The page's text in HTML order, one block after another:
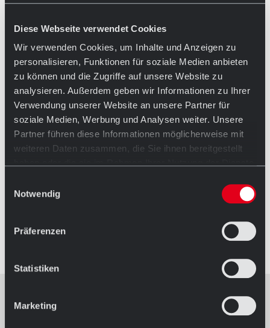
Diese Webseite verwendet Cookies
Wir verwenden Cookies, um Inhalte und Anzeigen zu
personalisieren, Funktionen für soziale Medien anbieten
zu können und die Zugriffe auf unsere Website zu
analysieren. Außerdem geben wir Informationen zu Ihrer
Verwendung unserer Website an unsere Partner für
soziale Medien, Werbung und Analysen weiter. Unsere
Partner führen diese Informationen möglicherweise mit
weiteren Daten zusammen, die Sie ihnen bereitgestellt
Notwendig
Präferenzen
Statistiken
Marketing
Fotos: Espendiller+Gnegel Designer